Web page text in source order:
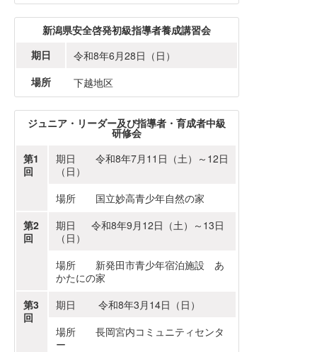
新潟県安全啓発初級指導者養成講習会
期日
令和8年6月28日（日）
場所
下越地区
ジュニア・リーダー及び指導者・育成者中級
研修会
第1
回
期日 令和8年7月11日（土）～12日
（日）
場所 国立妙高青少年自然の家
第2
回
期日 令和8年9月12日（土）～13日
（日）
場所 新発田市青少年宿泊施設 あ
かたにの家
第3
回
期日 令和8年3月14日（日）
場所 長岡宮内コミュニティセンタ
ー